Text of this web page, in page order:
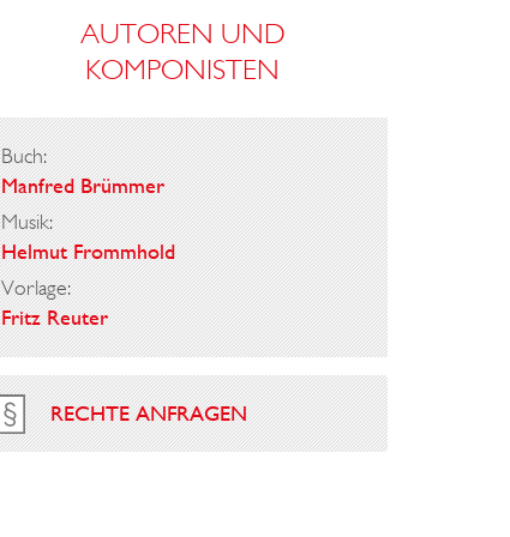
AUTOREN UND
KOMPONISTEN
Buch:
Manfred Brümmer
Musik:
Helmut Frommhold
Vorlage:
Fritz Reuter
RECHTE ANFRAGEN